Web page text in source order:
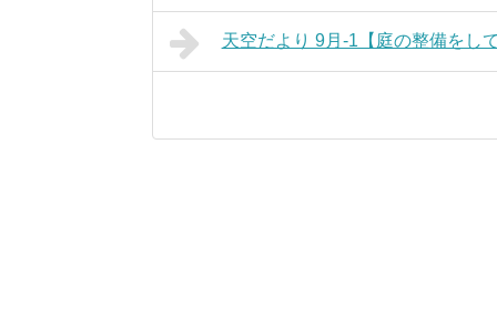
天空だより 9月-1【庭の整備をし